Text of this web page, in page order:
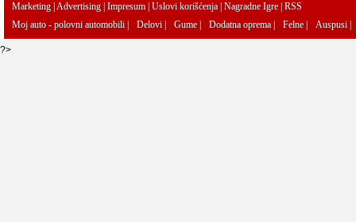
Marketing|Advertising|Impresum|Uslovi korišćenja|Nagradne Igre|RSS
Moj auto - polovni automobili
Delovi Gume| Dodatna oprema| Felne| Auspusi
?>